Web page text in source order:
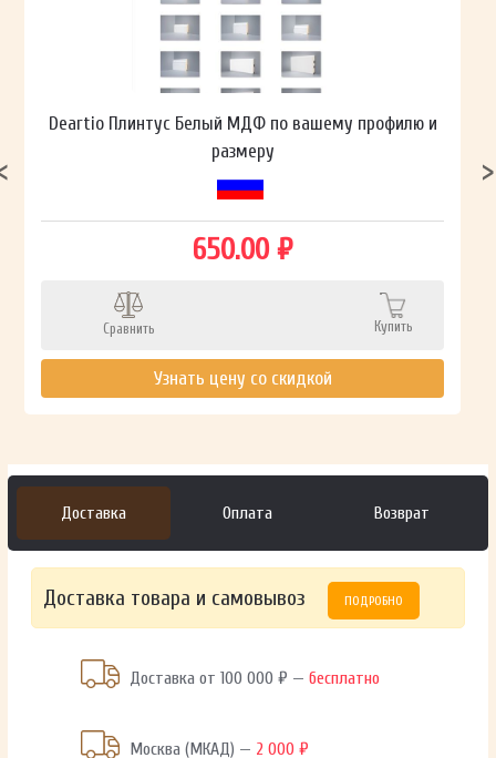
Deartio Плинтус Белый МДФ по вашему профилю и
размеру
650.00 ₽
Сравнить Купить
Узнать цену со скидкой
Доставка Оплата Возврат
Доставка товара и самовывоз ПОДРОБНО
Доставка от 100 000 ₽ —бесплатно
Москва (МКАД) — 2 000 ₽